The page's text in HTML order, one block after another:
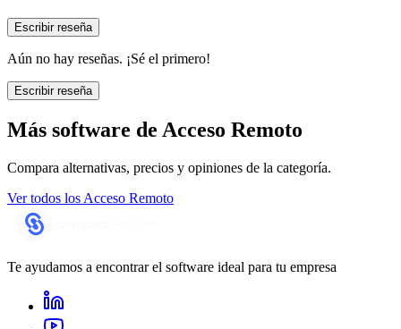
Escribir reseña
Aún no hay reseñas. ¡Sé el primero!
Escribir reseña
Más software de Acceso Remoto
Compara alternativas, precios y opiniones de la categoría.
Ver todos los Acceso Remoto
Te ayudamos a encontrar el software ideal para tu empresa